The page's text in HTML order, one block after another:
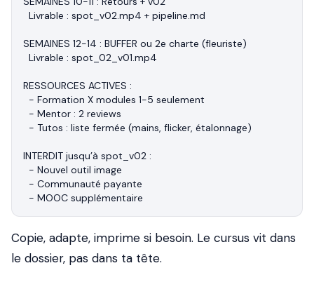
SEMAINES 12-14 : BUFFER ou 2e charte (fleuriste)
RESSOURCES ACTIVES :
INTERDIT jusqu’à spot_v02 :
Copie, adapte, imprime si besoin. Le cursus vit dans
le dossier, pas dans ta tête.